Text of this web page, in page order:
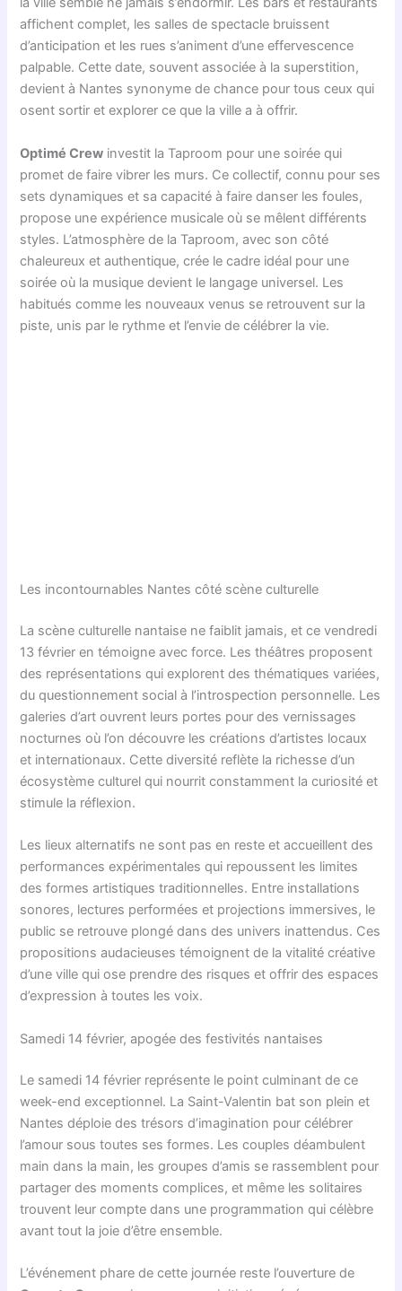
affichent complet, les salles de spectacle bruissent
d’anticipation et les rues s’animent d’une effervescence
palpable. Cette date, souvent associée à la superstition,
devient à Nantes synonyme de chance pour tous ceux qui
osent sortir et explorer ce que la ville a à offrir.
Optimé Crew investit la Taproom pour une soirée qui
promet de faire vibrer les murs. Ce collectif, connu pour ses
sets dynamiques et sa capacité à faire danser les foules,
propose une expérience musicale où se mêlent différents
styles. L’atmosphère de la Taproom, avec son côté
chaleureux et authentique, crée le cadre idéal pour une
soirée où la musique devient le langage universel. Les
habitués comme les nouveaux venus se retrouvent sur la
piste, unis par le rythme et l’envie de célébrer la vie.
Les incontournables Nantes côté scène culturelle
La scène culturelle nantaise ne faiblit jamais, et ce vendredi
13 février en témoigne avec force. Les théâtres proposent
des représentations qui explorent des thématiques variées,
du questionnement social à l’introspection personnelle. Les
galeries d’art ouvrent leurs portes pour des vernissages
nocturnes où l’on découvre les créations d’artistes locaux
et internationaux. Cette diversité reflète la richesse d’un
écosystème culturel qui nourrit constamment la curiosité et
stimule la réflexion.
Les lieux alternatifs ne sont pas en reste et accueillent des
performances expérimentales qui repoussent les limites
des formes artistiques traditionnelles. Entre installations
sonores, lectures performées et projections immersives, le
public se retrouve plongé dans des univers inattendus. Ces
propositions audacieuses témoignent de la vitalité créative
d’une ville qui ose prendre des risques et offrir des espaces
d’expression à toutes les voix.
Samedi 14 février, apogée des festivités nantaises
Le samedi 14 février représente le point culminant de ce
week-end exceptionnel. La Saint-Valentin bat son plein et
Nantes déploie des trésors d’imagination pour célébrer
l’amour sous toutes ses formes. Les couples déambulent
main dans la main, les groupes d’amis se rassemblent pour
partager des moments complices, et même les solitaires
trouvent leur compte dans une programmation qui célèbre
avant tout la joie d’être ensemble.
L’événement phare de cette journée reste l’ouverture de